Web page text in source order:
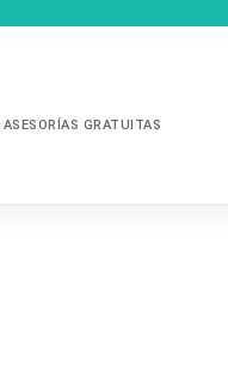
ASESORÍAS GRATUITAS